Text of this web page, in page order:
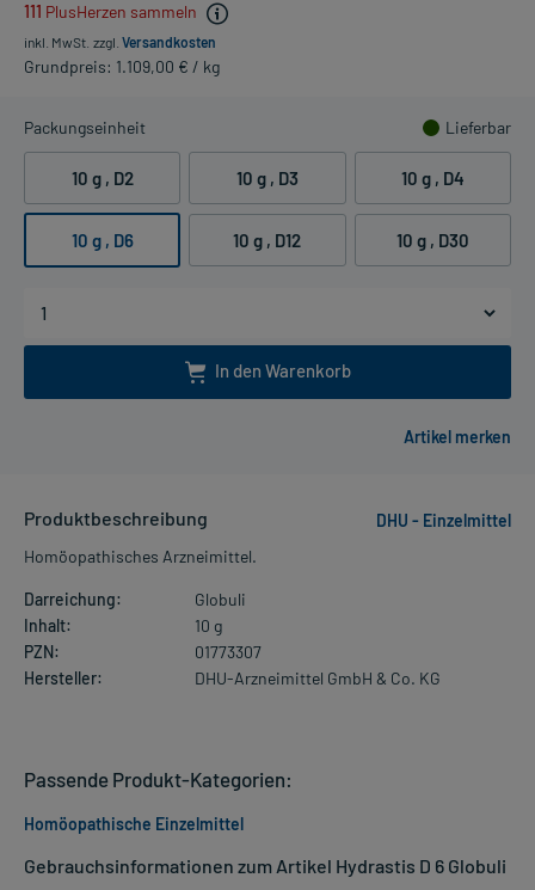
111 PlusHerzen sammeln
inkl. MwSt. zzgl. Versandkosten
Grundpreis: 1.109,00 € / kg
Packungseinheit Lieferbar
10 g , D2 10 g , D3 10 g , D4
10 g , D6 10 g , D12 10 g , D30
In den Warenkorb
Produktbeschreibung
DHU - Einzelmittel
Homöopathisches Arzneimittel.
Darreichung:
Globuli
Inhalt:
10 g
PZN:
01773307
Hersteller:
DHU-Arzneimittel GmbH & Co. KG
Gebrauchsinformationen zum Artikel Hydrastis D 6 Globuli
Passende Produkt-Kategorien:
Homöopathische Einzelmittel